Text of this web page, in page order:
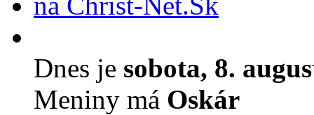
Dnes je sobota, 8.
Meniny má Oskár